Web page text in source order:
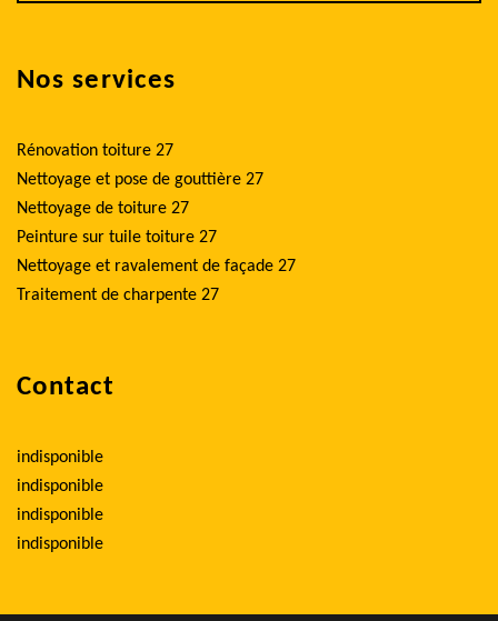
Nos services
Rénovation toiture 27
Nettoyage et pose de gouttière 27
Nettoyage de toiture 27
Peinture sur tuile toiture 27
Nettoyage et ravalement de façade 27
Traitement de charpente 27
Contact
indisponible
indisponible
indisponible
indisponible